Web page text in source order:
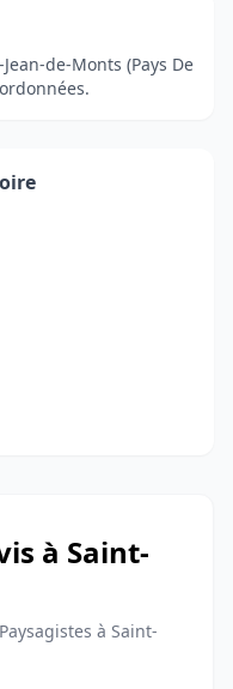
de-Monts (Pays De
à Saint-
à Saint-